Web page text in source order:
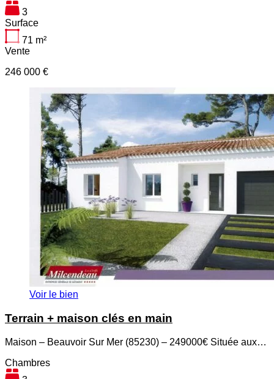
3
Surface
71 m²
Vente
246 000 €
Voir le bien
Terrain + maison clés en main
Maison – Beauvoir Sur Mer (85230) – 249000€ Située aux…
Chambres